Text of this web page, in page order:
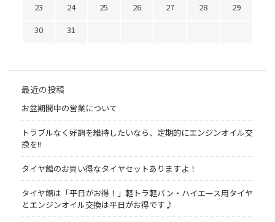
23
24 25 26 27 28
29
30
31
最近の投稿
お盆期間中の営業について
トラブルなく好調を維持したいなら、定期的にエンジンオイル交
換を!!
タイヤ館のお買い得なタイヤセットありますよ！
タイヤ館は「平日がお得！」軽トラ軽バン・ハイエース用タイヤ
とエンジンオイル交換は平日がお得です♪